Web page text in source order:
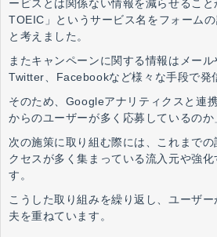
ービスとは関係ない情報を減らせるこ
TOEIC」というサービス名をフォーム
と考えました。
またキャンペーンに関する情報はメール
Twitter、Facebookなど様々な手段で発
そのため、Googleアナリティクスと連
からのユーザーが多く応募しているのか
次の施策に取り組む際には、これまで
クセスが多く集まっている流入元や強
す。
こうした取り組みを繰り返し、ユーザ
夫を重ねています。